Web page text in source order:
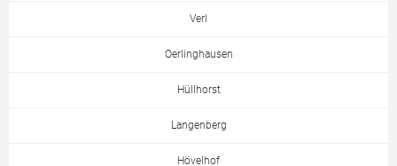
Verl
Oerlinghausen
Hüllhorst
Langenberg
Hövelhof